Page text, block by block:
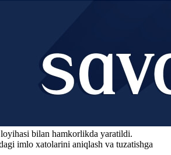
loyihasi bilan hamkorlikda yaratildi.
imlo xatolarini aniqlash va tuzatishga